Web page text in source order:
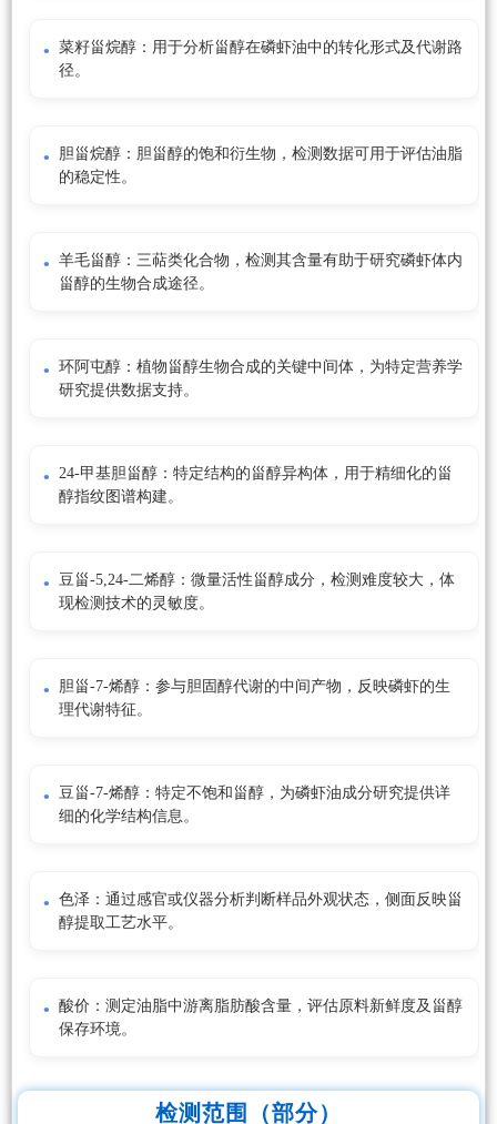
菜籽甾烷醇：用于分析甾醇在磷虾油中的转化形式及代谢路
径。
胆甾烷醇：胆甾醇的饱和衍生物，检测数据可用于评估油脂
的稳定性。
羊毛甾醇：三萜类化合物，检测其含量有助于研究磷虾体内
甾醇的生物合成途径。
环阿屯醇：植物甾醇生物合成的关键中间体，为特定营养学
研究提供数据支持。
24-甲基胆甾醇：特定结构的甾醇异构体，用于精细化的甾
醇指纹图谱构建。
豆甾-5,24-二烯醇：微量活性甾醇成分，检测难度较大，体
现检测技术的灵敏度。
胆甾-7-烯醇：参与胆固醇代谢的中间产物，反映磷虾的生
理代谢特征。
豆甾-7-烯醇：特定不饱和甾醇，为磷虾油成分研究提供详
细的化学结构信息。
色泽：通过感官或仪器分析判断样品外观状态，侧面反映甾
醇提取工艺水平。
酸价：测定油脂中游离脂肪酸含量，评估原料新鲜度及甾醇
保存环境。
检测范围（部分）